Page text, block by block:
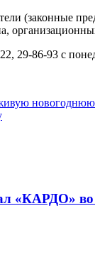
(законные
29-86-93 с
«КАРДО» во